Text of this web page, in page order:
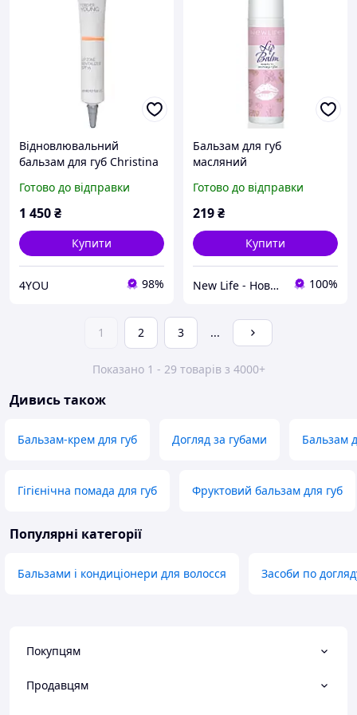
Відновлювальний
бальзам для губ Christina
Revitalizer 20 мл
Готово до відправки
1 450₴
Купити
4YOU 98%
Бальзам для губ
масляний
Готово до відправки
219₴
Купити
New Life - Нове життя в Україні 100%
1 2 3 ...
Показано 1 - 29 товарів з 4000+
Дивись також
Бальзам-крем для губ Догляд за губами Бальзам
Гігієнічна помада для губ Фруктовий бальзам для губ
Популярні категорії
Бальзами і кондиціонери для волосся Засоби по
Покупцям
Продавцям